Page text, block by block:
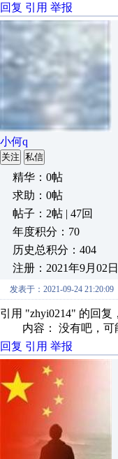
回复 引用 举报
小何q
关注 私信
精华：0帖
求助：0帖
帖子：2帖 | 47回
年度积分：70
历史总积分：404
注册：2021年9月02日
发表于：2021-09-24 21:20:09
引用 "zhyi0214" 的回复
内容： 没有吧，可
回复 引用 举报